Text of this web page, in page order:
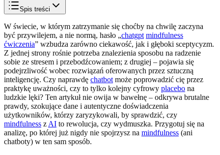
Spis treści
W świecie, w którym zatrzymanie się choćby na chwilę zaczyna
być przywilejem, a nie normą, hasło „chatgpt mindfulness
ćwiczenia” wzbudza zarówno ciekawość, jak i głęboki sceptycyzm.
Z jednej strony rośnie potrzeba znalezienia sposobu na radzenie
sobie ze stresem i przebodźcowaniem; z drugiej – pojawia się
podejrzliwość wobec rozwiązań oferowanych przez sztuczną
inteligencję. Czy naprawdę chatbot może poprowadzić cię przez
praktykę uważności, czy to tylko kolejny cyfrowy placebo na
ludzkie lęki? Ten artykuł nie owija w bawełnę – odkrywa brutalne
prawdy, szokujące dane i autentyczne doświadczenia
użytkowników, którzy zaryzykowali, by sprawdzić, czy
mindfulness z AI to rewolucja, czy wydmuszka. Przygotuj się na
analizę, po której już nigdy nie spojrzysz na mindfulness (ani
chatboty) w ten sam sposób.